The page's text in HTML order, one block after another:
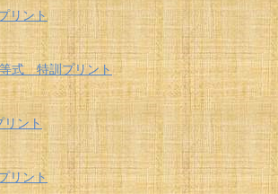
ント
式 特訓プリント
ント
ント